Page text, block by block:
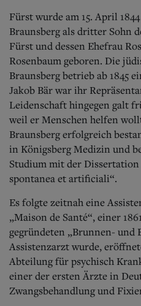
Fürst wurde am 15. April
Braunsberg als dritter Sohn
Fürst und dessen Ehefrau
Rosenbaum geboren. Die
Braunsberg betrieb ab 1845
Jakob Bär war ihr
Leidenschaft hingegen galt
weil er Menschen helfen
Braunsberg erfolgreich
in Königsberg Medizin und
Studium mit der
spontanea et artificiali“.
Es folgte zeitnah eine
„Maison de Santé“, einer
gegründeten „Brunnen- und
Assistenzarzt wurde,
Abteilung für psychisch
einer der ersten Ärzte in
Zwangsbehandlung und